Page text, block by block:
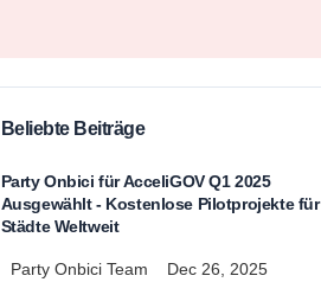
Beliebte Beiträge
Party Onbici für AcceliGOV Q1 2025
Ausgewählt - Kostenlose Pilotprojekte für
Städte Weltweit
Party Onbici Team Dec 26, 2025